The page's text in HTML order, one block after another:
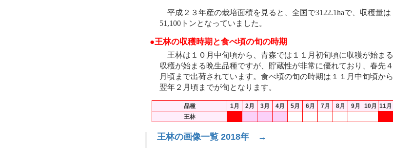
平成２３年産の栽培面積を見ると、全国で3122.1haで、収穫量は
51,100トンとなっていました。
●王林の収穫時期と食べ頃の旬の時期
王林は１０月中旬頃から、青森では１１月初旬頃に収穫が始まる
収穫が始まる晩生品種ですが、貯蔵性が非常に優れており、春先４
月頃まで出荷されています。食べ頃の旬の時期は１１月中旬頃から
翌年２月頃までが旬となります。
品種 1月 2月 3月 4月 5月 6月 7月 8月 9月 10月 11月
王林
王林の画像一覧 2018年 →